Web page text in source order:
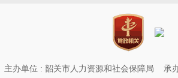
主办单位 : 韶关市人力资源和社会保障局 承